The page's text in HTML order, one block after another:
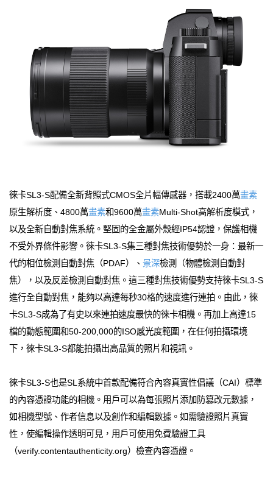
徠卡SL3-S配備全新背照式CMOS全片幅傳感器，搭載2400萬畫素
原生解析度、4800萬畫素和9600萬畫素Multi-Shot高解析度模式，
以及全新自動對焦系統。堅固的全金屬外殼經IP54認證，保護相機
不受外界條件影響。徠卡SL3-S集三種對焦技術優勢於一身：最新一
代的相位檢測自動對焦（PDAF）、 景深檢測（物體檢測自動對
焦），以及反差檢測自動對焦。這三種對焦技術優勢支持徠卡SL3-S
進行全自動對焦，能夠以高達每秒30格的速度進行連拍。由此，徠
卡SL3-S成為了有史以來連拍速度最快的徠卡相機。再加上高達15
檔的動態範圍和50-200,000的ISO感光度範圍，在任何拍攝環境
下，徠卡SL3-S都能拍攝出高品質的照片和視訊。
徠卡SL3-S也是SL系統中首款配備符合內容真實性倡議（CAI）標準
的內容憑證功能的相機。用戶可以為每張照片添加防篡改元數據，
如相機型號、作者信息以及創作和編輯數據。如需驗證照片真實
性，使編輯操作透明可見，用戶可使用免費驗證工具
（verify.contentauthenticity.org）檢查內容憑證。